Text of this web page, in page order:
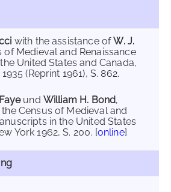
with the assistance ofW. J.
of Medieval and Renaissance
United States and Canada,
(Reprint 1961), S. 862.
und William H. Bond,
Census of Medieval and
in the United States
York 1962, S. 200. [online]